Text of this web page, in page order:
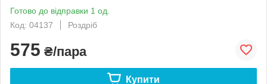
Готово до відправки 1 од.
Код: 04137
Роздріб
575 ₴/пара
Купити